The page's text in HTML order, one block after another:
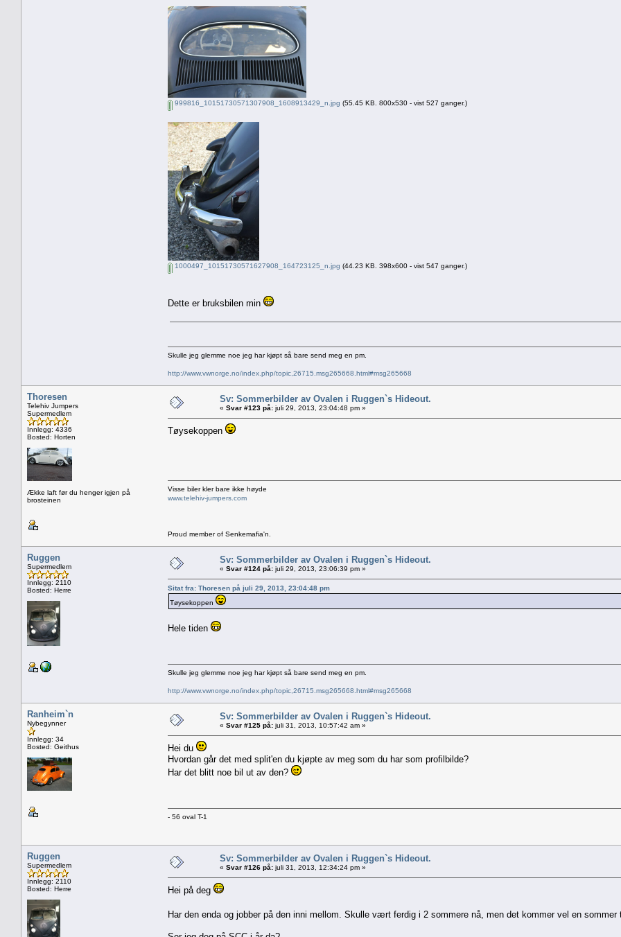
999816_10151730571307908_1608913429_n.jpg (55.45 KB. 800x530 - vist 527 ganger.)
1000497_10151730571627908_164723125_n.jpg (44.23 KB. 398x600 - vist 547 ganger.)
Dette er bruksbilen min
Skulle jeg glemme noe jeg har kjøpt så bare send meg en pm.
http://www.vwnorge.no/index.php/topic,26715.msg265668.html#msg265668
Thoresen
Telehiv Jumpers
Supermedlem
Innlegg: 4336
Bosted: Horten
Ække laft før du henger igjen på
brosteinen
Sv: Sommerbilder av Ovalen i Ruggen`s Hideout.
« Svar #123 på: juli 29, 2013, 23:04:48 pm »
Tøysekoppen
Visse biler kler bare ikke høyde
www.telehiv-jumpers.com
Proud member of Senkemafia'n.
Ruggen
Supermedlem
Innlegg: 2110
Bosted: Herre
Sv: Sommerbilder av Ovalen i Ruggen`s Hideout.
« Svar #124 på: juli 29, 2013, 23:06:39 pm »
Sitat fra: Thoresen på juli 29, 2013, 23:04:48 pm
Tøysekoppen
Hele tiden
Skulle jeg glemme noe jeg har kjøpt så bare send meg en pm.
http://www.vwnorge.no/index.php/topic,26715.msg265668.html#msg265668
Ranheim`n
Nybegynner
Innlegg: 34
Bosted: Geithus
Sv: Sommerbilder av Ovalen i Ruggen`s Hideout.
« Svar #125 på: juli 31, 2013, 10:57:42 am »
Hei du
Hvordan går det med split'en du kjøpte av meg som du har som profilbilde?
Har det blitt noe bil ut av den?
- 56 oval T-1
Ruggen
Supermedlem
Innlegg: 2110
Bosted: Herre
Sv: Sommerbilder av Ovalen i Ruggen`s Hideout.
« Svar #126 på: juli 31, 2013, 12:34:24 pm »
Hei på deg
Har den enda og jobber på den inni mellom. Skulle vært ferdig i 2 sommere nå, men det kommer vel en sommer